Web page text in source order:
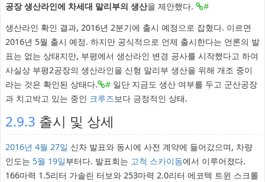
공장 생산라인에 차세대 말리부의 생산을 제안했다.
#
생산라인 확인 결과, 2016년 2분기에 출시 예정으로 잡혔다. 이르면
2016년 5월 출시 예정. 하지만 공식적으로 언제 출시한다는 언론의 발
표는 없는 상태지만, 부평에서 생산라인 변경 공사를 시작했다고 하여
사실상 부평2공장의 생산라인을 신형 말리부 생산을 위해 개조 중이
라는 것은 확인된 상태다.
#일단 지금도 생산 여부를 두고 군산공장
과 치고박고 있는 중인 크루즈보다 긍정적인 상태.
2.9.3 출시 및 상세
2016년 4월 27일 신차 발표와 동시에 사전 계약에 들어갔으며, 차량
인도는 5월 19일부터다. 발표회는 고척 스카이돔에서 이루어졌다.
166마력 1.5리터 가솔린 터보와 253마력 2.0리터 에코텍 트윈 스크롤